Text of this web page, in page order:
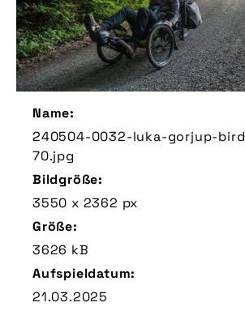
Name:
240504-0032-luka-gorjup-
70.jpg
Bildgröße:
3550 x 2362 px
Größe:
3626 kB
Aufspieldatum:
21.03.2025